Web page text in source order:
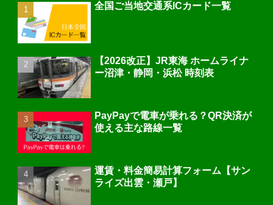
全国ご当地交通系ICカード一覧
【2026改正】JR東海 ホームライナ
ー沼津・静岡・浜松 時刻表
PayPayで電車が乗れる？QR決済が
使える主な路線一覧
運賃・料金簡易計算フォーム【サン
ライズ出雲・瀬戸】